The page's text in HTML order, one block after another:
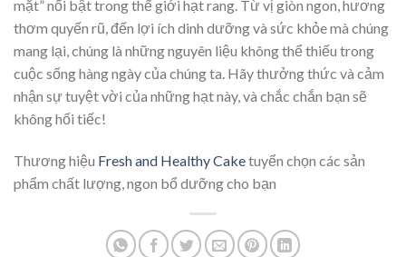
mặt” nổi bật trong thế giới hạt rang. Từ vị giòn ngon, hương
thơm quyến rũ, đến lợi ích dinh dưỡng và sức khỏe mà chúng
mang lại, chúng là những nguyên liệu không thể thiếu trong
cuộc sống hàng ngày của chúng ta. Hãy thưởng thức và cảm
nhận sự tuyệt vời của những hạt này, và chắc chắn bạn sẽ
không hối tiếc!
Thương hiệu Fresh and Healthy Caketuyển chọn các sản
phẩm chất lượng, ngon bổ dưỡng cho bạn